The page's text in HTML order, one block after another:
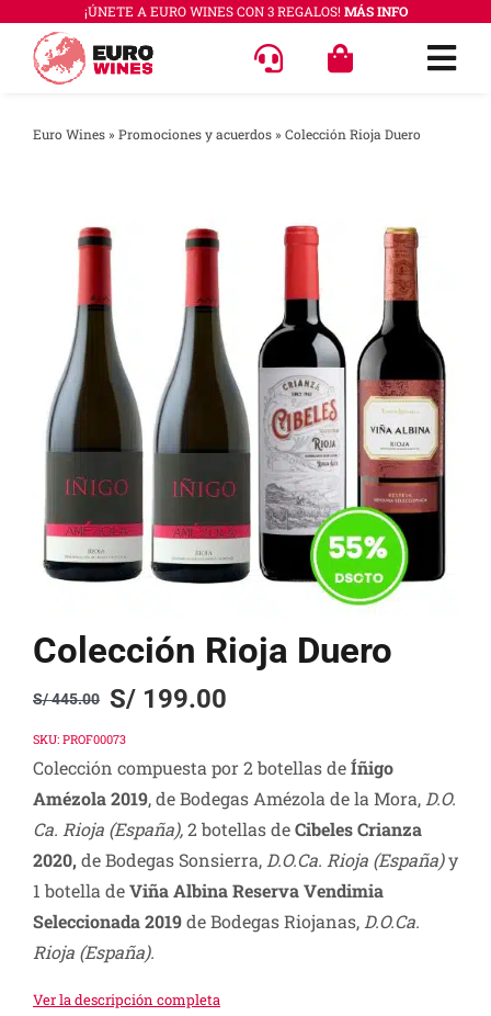
contenido
¡ÚNETE A EURO WINES CON 3 REGALOS! MÁS INFO
QUÉ
Euro Wines» Promociones y acuerdos» Colección Rioja Duero
Colección Rioja Duero
S/445.00
Original
price
was:
S/ 445.00.
S/199.00
Current
price
is:
S/ 199.00.
SKU: PROF00073
Colección compuesta por 2 botellas deÍñigo
Amézola 2019, de Bodegas Amézola de la Mora, D.O.
Ca. Rioja (España),2 botellas deCibeles Crianza
2020, de Bodegas Sonsierra, D.O.Ca. Rioja (España)y
1 botella deViña Albina Reserva Vendimia
Seleccionada 2019de Bodegas Riojanas, D.O.Ca.
Rioja (España).
Ver la descripción completa